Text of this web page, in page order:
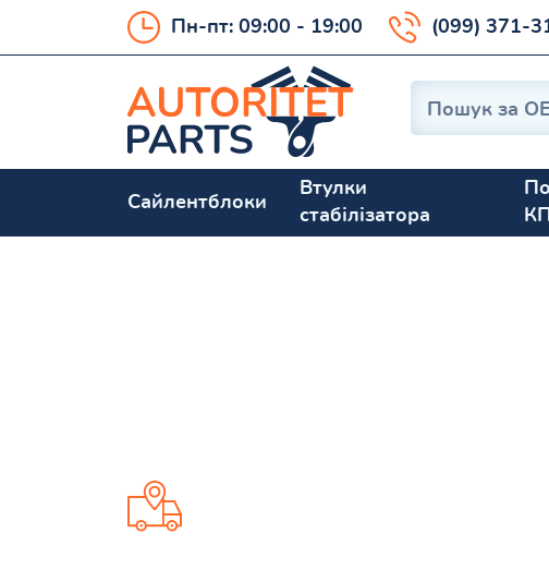
Пн-пт: 09:00 - 19:00 (099) 371-
Сайлентблоки
Втулки
стабілізатора